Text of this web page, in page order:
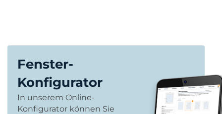
Fenster-
Konfigurator
In unserem Online-
Konfigurator können Sie